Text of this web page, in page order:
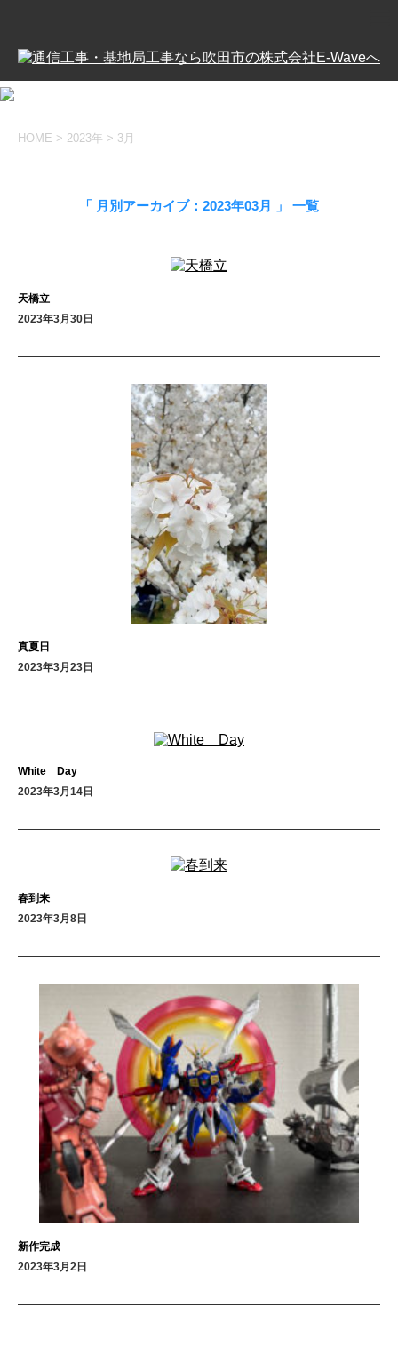
HOME > 2023年 > 3月
「 月別アーカイブ：2023年03月 」 一覧
天橋立
2023年3月30日
真夏日
2023年3月23日
White Day
2023年3月14日
春到来
2023年3月8日
新作完成
2023年3月2日